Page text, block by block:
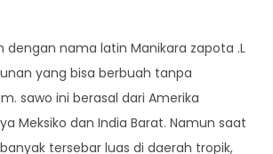
dengan nama latin Manikara zapota .L
yang bisa berbuah tanpa
sawo ini berasal dari Amerika
Meksiko dan India Barat. Namun saat
tersebar luas di daerah tropik,